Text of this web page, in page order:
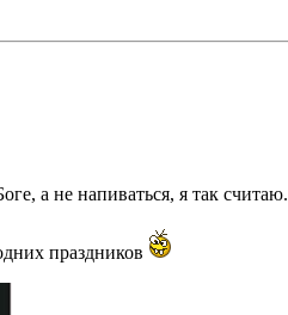
а не напиваться, я так считаю.
праздников